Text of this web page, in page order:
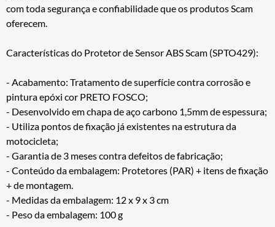
com toda segurança e confiabilidade que os produtos Scam
oferecem.
Características do Protetor de Sensor ABS Scam (SPTO429):
- Acabamento: Tratamento de superfície contra corrosão e
pintura epóxi cor PRETO FOSCO;
- Desenvolvido em chapa de aço carbono 1,5mm de espessura;
- Utiliza pontos de fixação já existentes na estrutura da
motocicleta;
- Garantia de 3 meses contra defeitos de fabricação;
- Conteúdo da embalagem: Protetores (PAR) + itens de fixação
+ de montagem.
- Medidas da embalagem: 12 x 9 x 3 cm
- Peso da embalagem: 100 g